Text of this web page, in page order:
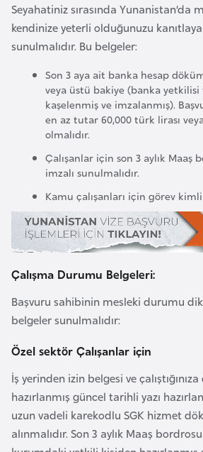
Seyahatiniz sırasında Yunanistan’da
kendinize yeterli olduğunuzu
sunulmalıdır. Bu belgeler:
Son 3 aya ait banka hesap
veya üstü bakiye (banka yetkilisi
kaşelenmiş ve imzalanmış).
en az tutar 60,000 türk lirası
olmalıdır.
Çalışanlar için son 3 aylık Maaş
imzalı sunulmalıdır.
Kamu çalışanları için görev
Çalışma Durumu Belgeleri:
Başvuru sahibinin mesleki durumu
belgeler sunulmalıdır:
Özel sektör Çalışanlar için
İş yerinden izin belgesi ve
hazırlanmış güncel tarihli yazı
uzun vadeli karekodlu SGK hizmet
alınmalıdır. Son 3 aylık Maaş
r
v
a
o
l
l
a
d
a
İ
n
g
i
l